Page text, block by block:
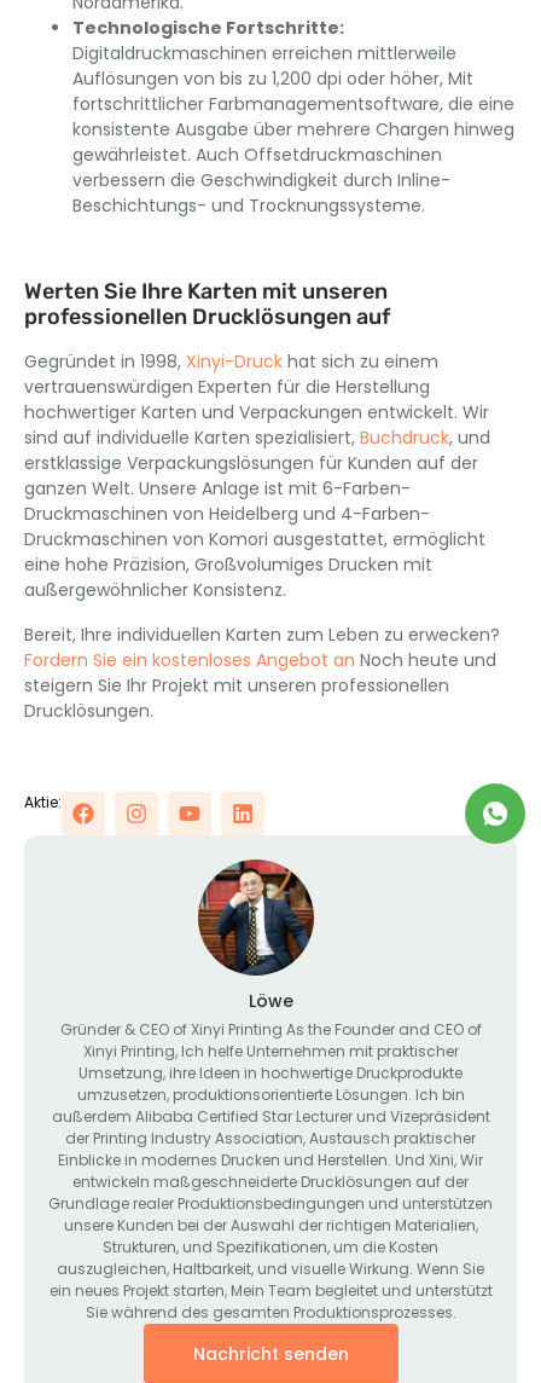
Technologische Fortschritte:
Digitaldruckmaschinen erreichen mittlerweile
Auflösungen von bis zu 1,200 dpi oder höher, Mit
fortschrittlicher Farbmanagementsoftware, die eine
konsistente Ausgabe über mehrere Chargen hinweg
gewährleistet. Auch Offsetdruckmaschinen
verbessern die Geschwindigkeit durch Inline-
Beschichtungs- und Trocknungssysteme.
Werten Sie Ihre Karten mit unseren
professionellen Drucklösungen auf
Gegründet in 1998, Xinyi-Druck hat sich zu einem
vertrauenswürdigen Experten für die Herstellung
hochwertiger Karten und Verpackungen entwickelt. Wir
sind auf individuelle Karten spezialisiert, Buchdruck, und
erstklassige Verpackungslösungen für Kunden auf der
ganzen Welt. Unsere Anlage ist mit 6-Farben-
Druckmaschinen von Heidelberg und 4-Farben-
Druckmaschinen von Komori ausgestattet, ermöglicht
eine hohe Präzision, Großvolumiges Drucken mit
außergewöhnlicher Konsistenz.
Bereit, Ihre individuellen Karten zum Leben zu erwecken?
Fordern Sie ein kostenloses Angebot an Noch heute und
steigern Sie Ihr Projekt mit unseren professionellen
Drucklösungen.
Aktie:
Löwe
Gründer & CEO of Xinyi Printing As the Founder and CEO of
Xinyi Printing, Ich helfe Unternehmen mit praktischer
Umsetzung, ihre Ideen in hochwertige Druckprodukte
umzusetzen, produktionsorientierte Lösungen. Ich bin
außerdem Alibaba Certified Star Lecturer und Vizepräsident
der Printing Industry Association, Austausch praktischer
Einblicke in modernes Drucken und Herstellen. Und Xini, Wir
entwickeln maßgeschneiderte Drucklösungen auf der
Grundlage realer Produktionsbedingungen und unterstützen
unsere Kunden bei der Auswahl der richtigen Materialien,
Strukturen, und Spezifikationen, um die Kosten
auszugleichen, Haltbarkeit, und visuelle Wirkung. Wenn Sie
ein neues Projekt starten, Mein Team begleitet und unterstützt
Sie während des gesamten Produktionsprozesses.
Nachricht senden